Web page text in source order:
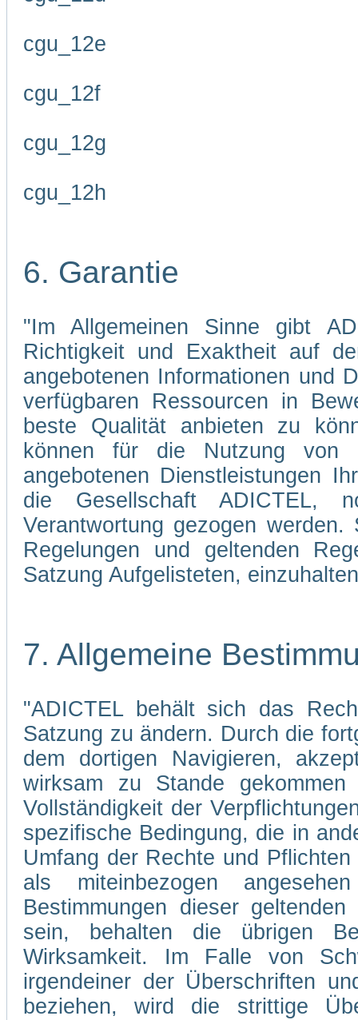
cgu_12e
cgu_12f
cgu_12g
cgu_12h
6. Garantie
"Im Allgemeinen Sinne gibt
Richtigkeit und Exaktheit auf
angebotenen Informationen und
verfügbaren Ressourcen in
beste Qualität anbieten zu
können für die Nutzung von
angebotenen Dienstleistungen
die Gesellschaft ADICTEL,
Verantwortung gezogen
Regelungen und geltenden
Satzung Aufgelisteten,
7. Allgemeine
"ADICTEL behält sich das
Satzung zu ändern. Durch die
dem dortigen Navigieren,
wirksam zu Stande
Vollständigkeit der
spezifische Bedingung, die in
Umfang der Rechte und
als miteinbezogen
Bestimmungen dieser
sein, behalten die übrigen
Wirksamkeit. Im Falle von
irgendeiner der Überschriften
beziehen, wird die strittige